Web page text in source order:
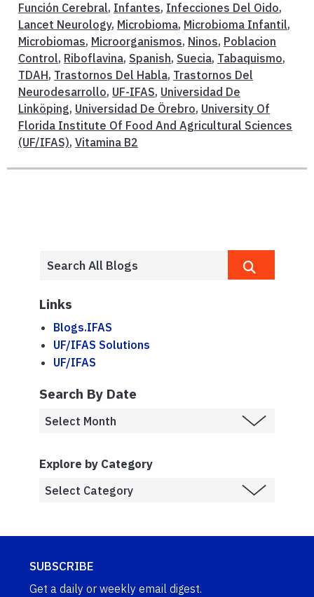
Función Cerebral, Infantes, Infecciones Del Oido,
Lancet Neurology, Microbioma, Microbioma Infantil,
Microbiomas, Microorganismos, Ninos, Poblacion
Control, Riboflavina, Spanish, Suecia, Tabaquismo,
TDAH, Trastornos Del Habla, Trastornos Del
Neurodesarrollo, UF-IFAS, Universidad De
Linköping, Universidad De Örebro, University Of
Florida Institute Of Food And Agricultural Sciences
(UF/IFAS), Vitamina B2
Links
Blogs.IFAS
UF/IFAS Solutions
UF/IFAS
Search By Date
Explore by Category
SUBSCRIBE
Get a daily or weekly email digest.